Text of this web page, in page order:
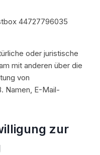
44727796035
oder juristische
mit anderen über die
von
Namen, E-Mail-
zur